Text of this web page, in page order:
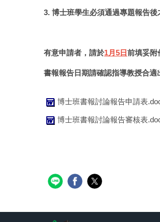
3. 博士班學生必須通過專題報告後
有意申請者，請於1月5日前填妥
書報報告日期請確認指導教授合適
博士班書報討論報告申請表
博士班書報討論報告審核表